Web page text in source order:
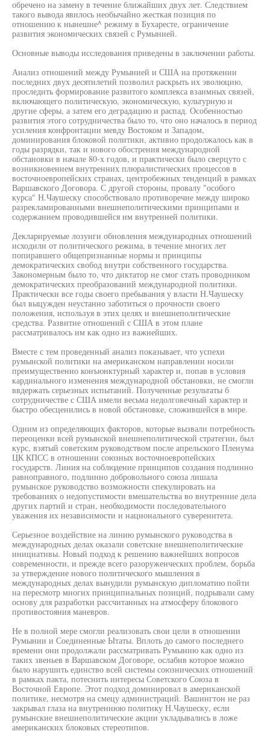
обречено на замену в течение ближайших двух лет. Следствием
такого вывода явилось необычайно жесткая позиция по
отношению к нынешне^ режиму в Бухаресте, ограничение
развития экономических связей с Румынией.
Основные выводы исследования приведены в заключении работы.
Анализ отношений между Румынией и США на протяжении
последних двух десятилетий позволил раскрыть их эволюцию,
проследить формирование развитого комплекса взаимных связей,
включающего политическую, экономическую, культурную и
другие сферы, а затем его деградацию и распад. Особенностью
развития этого сотрудничества было то, что оно началось в период
усиления конфронтации мевду Востоком и Западом,
доминирования блоковой политики, активно продолжалось как в
годы разрядки, так и нового обострения международной
обстановки в начале 80-х годов, и практически было сверцуто с
возникновением внутренних плюралистических процессов в
восточноевропейских странах, центробежных тенденций в рамках
Варшавского Договора. С другой стороны, провалу "особого
курса" Н.Чаушеску способствовало противоречие между широко
разрекламированными внешнеполитическими принципами и
содержанием проводившейся им внутренней политики.
Декларируемые лозунги обновления международных отношений
исходили от политического режима, в течение многих лет
попиравшего общепризнанные нормы и принципы
демократических свобод внутри собственного государства.
Закономерным было то, что диктатор не смог стать проводником
демократических преобразований международной политики.
Практически все годы своего пребывания у власти Н.Чаушеску
был выцужден неустанно заботиться о прочности своего
положения, используя в этих целях и внешнеполитические
средства. Развитие отношений с США в этом плане
рассматривалось им как одно из важнейших.
Вместе с тем проведенный анализ показывает, что успехи
румынской политики на американском направлении носили
преимущественно конъюнктурный характер и, попав в условия
кардинального изменения международной обстановки, не смогли
ввдержать серьезных испытаний. Полученные результаты б
сотрудничестве с США имели весьма недолговечный характер и
быстро обесценились в новой обстановке, сложившейся в мире.
Одним из определяющих факторов, которые вызвали потребность
переоценки всей румынской внешнеполитической стратегии, был
курс, взятый советским руководством после апрельского Пленума
ЦК КПСС в отношении союзных восточноевропейских
государств. Линия на соблюдение принципов создания подлинно
равноправного, подлинно добровольного союза лишала
румынское руководство возможности спекулировать на
требованиях о недопустимости вмешательства во внутренние дела
других партий и стран, необходимости последовательного
уважения их независимости и национального суверенитета.
Серьезное воздействие на линию румынского руководства в
международных делах оказали советские внешнеполитические
инициативы. Новый подход к решению важнейших вопросов
современности, и прежде всего разоруженческих проблем, борьба
за утверждение нового политического мышления в
международных делах вынудили румынскую дипломатию пойти
на пересмотр многих принципиальных позиций, подрывали саму
основу для разработки рассчитанных на атмосферу блокового
противостояния маневров.
Не в полной мере смогли реализовать свои цели в отношении
Румынии и Соединенные Ытаты. Вплоть до самого последнего
времени они продолжали рассматривать Румынию как одно из
таких звеньев в Варшавском Договоре, ослабив которое можно
было нарушить единство всей системы союзнических отношений
в рамках пакта, потеснить интересы Советского Союза в
Восточной Европе. Этот подход доминировал в американской
политике, несмотря на смецу администраций. Вашингтон не раз
закрывал глаза на внутреннюю политику Н.Чаушеску, если
румынские внешнеполитические акции укладывались в ложе
американских блоковых стереотипов.